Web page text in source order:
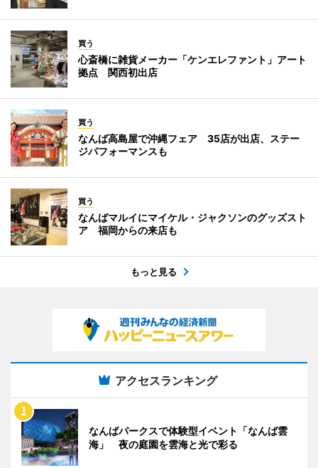
買う
心斎橋に雑貨メーカー「ケンエレファント」アート
拠点 関西初出店
買う
なんば高島屋で沖縄フェア 35店が出店、ステー
ジパフォーマンスも
買う
なんばマルイにマイケル・ジャクソンのグッズスト
ア 福岡からの来店も
もっと見る
アクセスランキング
なんばパークスで体験型イベント「なんば雲
海」 夜の庭園を雲海と光で彩る